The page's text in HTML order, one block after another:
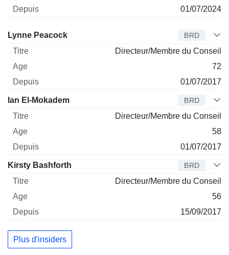
01/07/2024
Administrateur Titre
Lynne Peacock BRD
Directeur/Membre du Conseil
72
01/07/2017
Ian El-Mokadem BRD
Directeur/Membre du Conseil
58
01/07/2017
Kirsty Bashforth BRD
Directeur/Membre du Conseil
56
15/09/2017
Plus d'insiders